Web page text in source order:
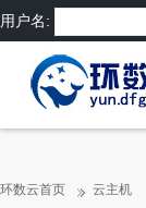
用户名:
环数云首页 云主机